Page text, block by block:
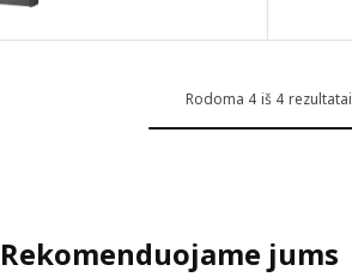
Rodoma 4 iš 4 rezultatai
Rekomenduojame jums